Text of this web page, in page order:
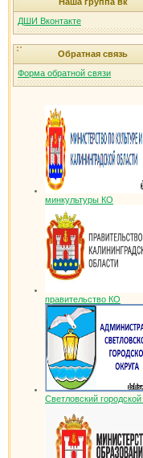
ДШИ Вконтакте
Обратная связь
Форма обратной связи
минкультуры КО
правительство КО
Светловский городской